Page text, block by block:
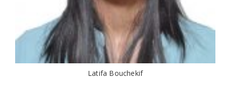
Latifa Bouchekif